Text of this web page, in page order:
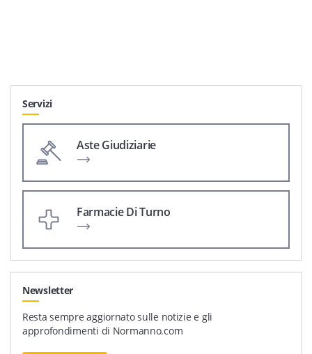
Servizi
Aste Giudiziarie
Farmacie Di Turno
Newsletter
Resta sempre aggiornato sulle notizie e gli
approfondimenti di Normanno.com